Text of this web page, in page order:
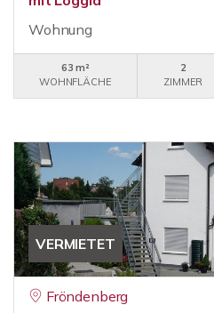
Wohnung
63 m²
WOHNFLÄCHE
2
ZIMMER
VERMIETET
Fröndenberg